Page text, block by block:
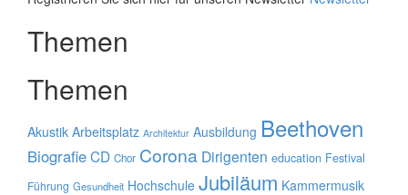
Themen
Themen
Akustik Arbeitsplatz Architektur Ausbildung Beethoven
BiografieCD Chor Corona Dirigenten education Festival
Führung Gesundheit Hochschule Jubiläum Kammermusik